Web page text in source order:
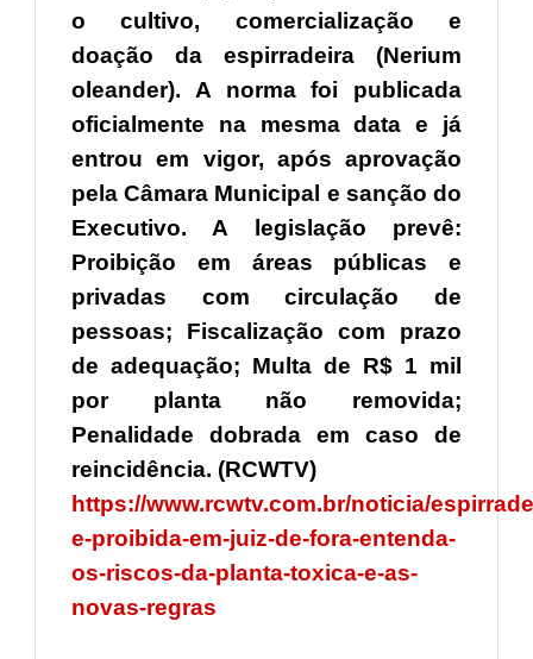
o cultivo, comercialização e
doação da espirradeira (Nerium
oleander). A norma foi publicada
oficialmente na mesma data e já
entrou em vigor, após aprovação
pela Câmara Municipal e sanção do
Executivo. A legislação prevê:
Proibição em áreas públicas e
privadas com circulação de
pessoas; Fiscalização com prazo
de adequação; Multa de R$ 1 mil
por planta não removida;
Penalidade dobrada em caso de
reincidência. (RCWTV)
https://www.rcwtv.com.br/noticia/
e-proibida-em-juiz-de-fora-entenda-
os-riscos-da-planta-toxica-e-as-
novas-regras